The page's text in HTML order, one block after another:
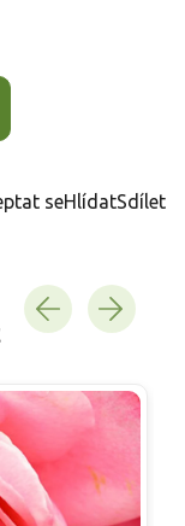
seHlídatSdílet